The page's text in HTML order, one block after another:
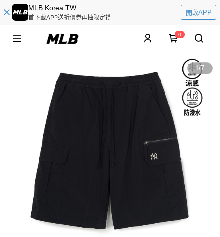
MLB Korea TW
首下載APP送折價券再抽限定禮
開啟APP
0
1/7